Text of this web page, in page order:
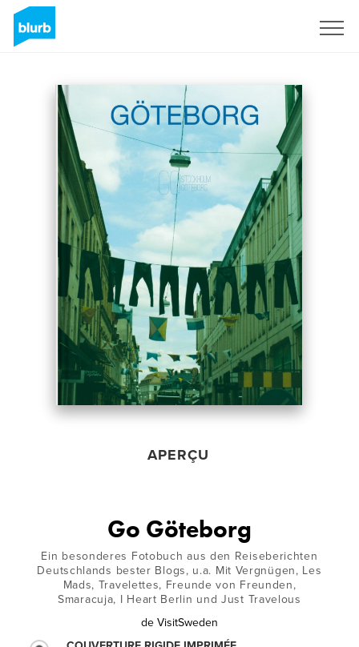
APERÇU
Go Göteborg
Ein besonderes Fotobuch aus den Reiseberichten
Deutschlands bester Blogs, u.a. Mit Vergnügen, Les
Mads, Travelettes, Freunde von Freunden,
Smaracuja, I Heart Berlin und Just Travelous
de VisitSweden